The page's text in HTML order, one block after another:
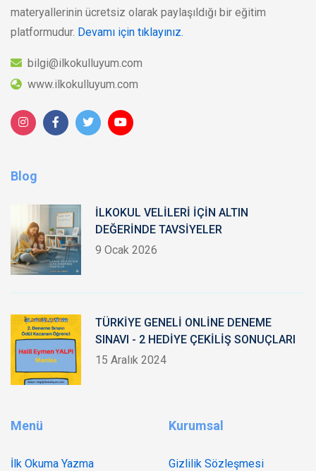
materyallerinin ücretsiz olarak paylaşıldığı bir eğitim
platformudur. Devamı için tıklayınız.
bilgi@ilkokulluyum.com
www.ilkokulluyum.com
Blog
İLKOKUL VELİLERİ İÇİN ALTIN
DEĞERİNDE TAVSİYELER
9 Ocak 2026
TÜRKİYE GENELİ ONLİNE DENEME
SINAVI - 2 HEDİYE ÇEKİLİŞ SONUÇLARI
15 Aralık 2024
Menü
İlk Okuma Yazma
Kurumsal
Gizlilik Sözleşmesi